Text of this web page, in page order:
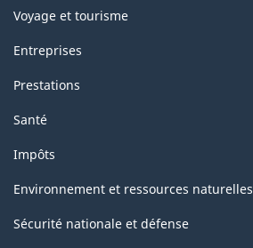
Voyage et tourisme
Entreprises
Prestations
Santé
Impôts
Environnement et ressources naturelles
Sécurité nationale et défense